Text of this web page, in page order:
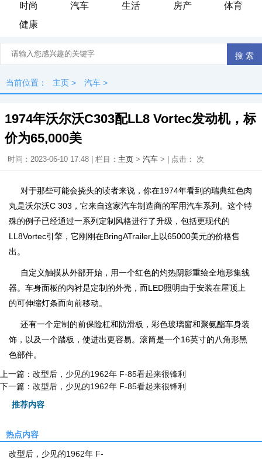
时尚
汽车 生活 房产
体育
健康
当前位置： 主页 > 汽车 >
1974年沃尔沃C303配LL8 Vortec发动机，标
价为65,000美
时间：2023-06-10 17:48 | 栏目： 主页 > 汽车 > | 点击： 次
对于那些可能会挠头的读者来说，你在1974年看到的瑞典红色肉
丸是沃尔沃C 303，它来自这家汽车制造商的军用汽车系列。这个特
殊的例子已经通过一系列定制风格进行了升级，包括更现代的
LL8Vortec引擎，它刚刚在BringATrailer上以65000美元的价格售
出。
自定义触摸从外部开始，用一个红色的灼热阴影重绘全地形集线
器。车身面板的内衬是定制的外壳，而LED照明由于安装在屋顶上
的可伸缩灯条而向前移动。
还有一个定制的前保险杠和防滑板，彩色玻璃窗和聚氨酯车身装
饰，以及一个踏板，使进出更容易。滚筒是一个16英寸的八角形黑
色部件。
上一篇： 改型后，少见的1962年 F-85看起来很锋利
下一篇： 改型后，少见的1962年 F-85看起来很锋利
推荐内容
热点内容
改型后，少见的1962年 F-